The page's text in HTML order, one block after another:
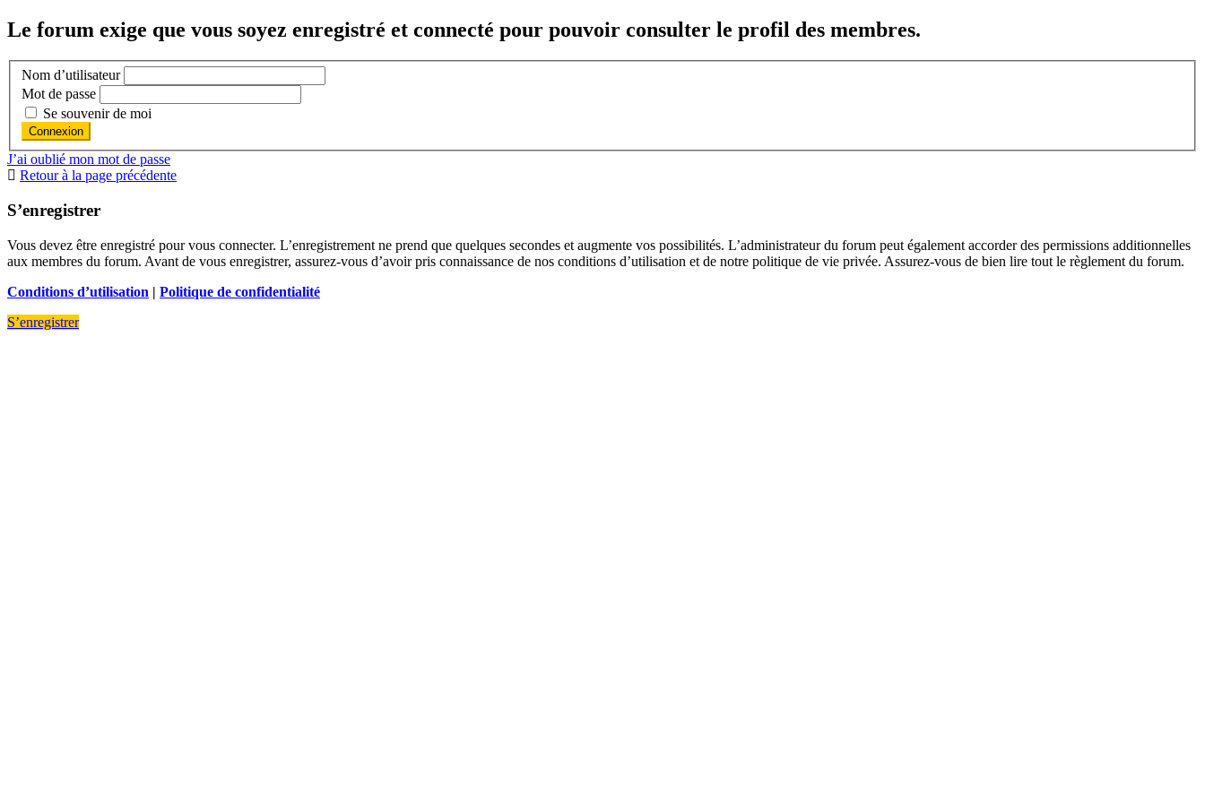
Le forum exige que vous soyez enregistré et connecté pour pouvoir consulter le profil des membres.
Nom d’utilisateur
Mot de passe
Se souvenir de moi
J’ai oublié mon mot de passe
Retour à la page précédente
S’enregistrer
Vous devez être enregistré pour vous connecter. L’enregistrement ne prend que quelques secondes et augmente vos possibilités. L’administrateur du forum peut également accorder des permissions additionnelles
aux membres du forum. Avant de vous enregistrer, assurez-vous d’avoir pris connaissance de nos conditions d’utilisation et de notre politique de vie privée. Assurez-vous de bien lire tout le règlement du forum.
Conditions d’utilisation | Politique de confidentialité
S’enregistrer